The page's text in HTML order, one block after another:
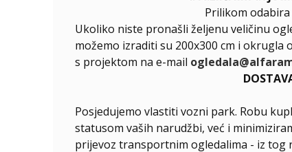
Prilikom
Ukoliko niste pronašli željenu veličinu
možemo izraditi su 200x300 cm i
s projektom na e-mail
Posjedujemo vlastiti vozni park. Robu
statusom vaših narudžbi, već i
prijevoz transportnim ogledalima - iz tog